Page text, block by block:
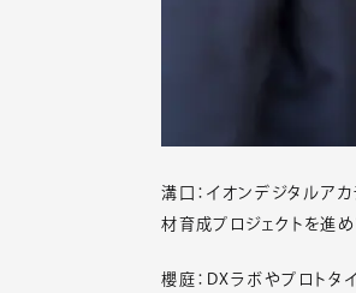
溝口：イオンデジタルア
材育成プロジェクトを進め
櫻庭：DXラボやプロトタ